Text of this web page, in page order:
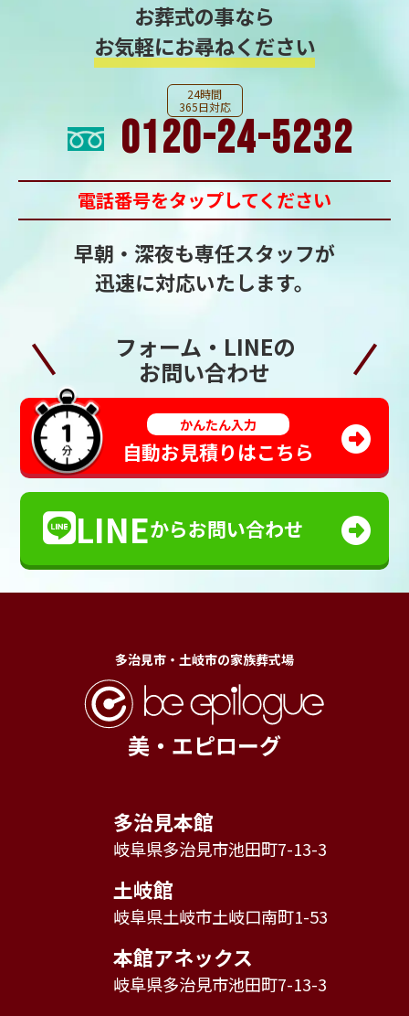
お葬式の事なら
お気軽にお尋ねください
24時間
365日対応
0120-24-5232
電話番号をタップしてください
早朝・深夜も専任スタッフが
迅速に対応いたします。
フォーム・LINEの
お問い合わせ
かんたん入力
自動お見積りはこちら
LINEからお問い合わせ
多治見市・土岐市の家族葬式場
美・エピローグ
多治見本館
岐阜県多治見市池田町7-13-3
土岐館
岐阜県土岐市土岐口南町1-53
本館アネックス
岐阜県多治見市池田町7-13-3